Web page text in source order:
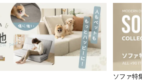
ソファ特集